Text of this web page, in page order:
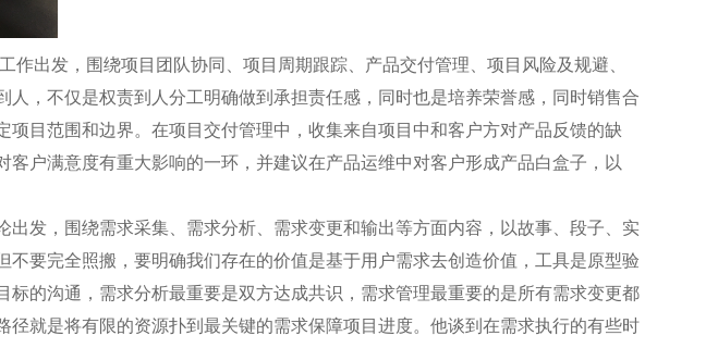
发，围绕项目团队协同、项目周期跟踪、产品交付管理、项目风险及规避、
，不仅是权责到人分工明确做到承担责任感，同时也是培养荣誉感，同时销售合
目范围和边界。在项目交付管理中，收集来自项目中和客户方对产品反馈的缺
户满意度有重大影响的一环，并建议在产品运维中对客户形成产品白盒子，以
，围绕需求采集、需求分析、需求变更和输出等方面内容，以故事、段子、实
要完全照搬，要明确我们存在的价值是基于用户需求去创造价值，工具是原型验
的沟通，需求分析最重要是双方达成共识，需求管理最重要的是所有需求变更都
就是将有限的资源扑到最关键的需求保障项目进度。他谈到在需求执行的有些时